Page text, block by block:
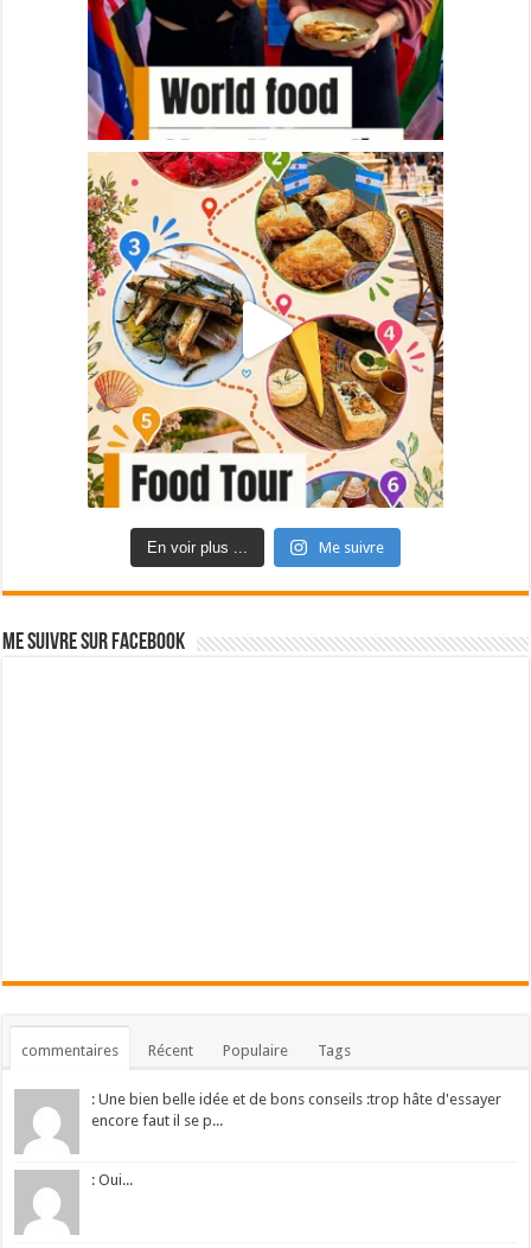
En voir plus ... Me suivre
Me suivre sur Facebook
commentaires Récent Populaire Tags
: Une bien belle idée et de bons conseils :trop hâte d'essayer
encore faut il se p...
: Oui...